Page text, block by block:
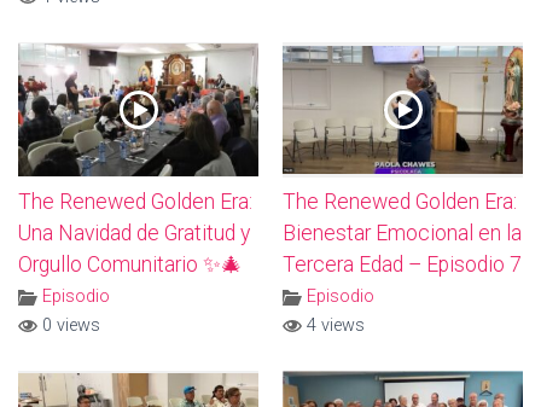
The Renewed Golden Era:
Una Navidad de Gratitud y
Orgullo Comunitario ✨🎄
Episodio
0 views
The Renewed Golden Era:
Bienestar Emocional en la
Tercera Edad – Episodio 7
Episodio
4 views